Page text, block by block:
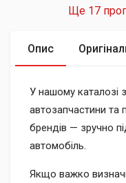
Опис
У нашому каталозі
автозапчастини та
брендів — зручно
автомобіль.
Якщо важко